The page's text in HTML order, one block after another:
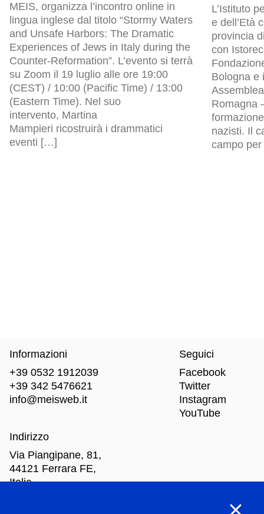
MEIS, organizza l’incontro online in
lingua inglese dal titolo “Stormy Waters
and Unsafe Harbors: The Dramatic
Experiences of Jews in Italy during the
Counter-Reformation”. L’evento si terrà
su Zoom il 19 luglio alle ore 19:00
(CEST) / 10:00 (Pacific Time) / 13:00
(Eastern Time). Nel suo
intervento, Martina
Mampieri ricostruirà i drammatici
eventi […]
L’Istituto
e dell’Età
provincia
con
Bologna e
Romagna
nazisti. Il
campo
Informazioni
+39 0532 1912039
+39 342 5476621
info@meisweb.it
Indirizzo
Via Piangipane, 81,
44121 Ferrara FE,
Italia
Seguici
Facebook
Twitter
Instagram
YouTube